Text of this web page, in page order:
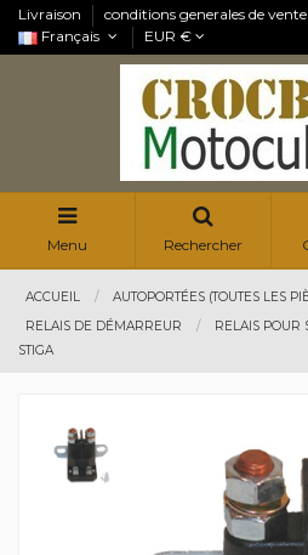
Livraison
conditions generales de vente
Français
EUR €
Menu Rechercher
ACCUEIL
AUTOPORTÉES (TOUTES LES
RELAIS DE DÉMARREUR
RELAIS POUR
STIGA